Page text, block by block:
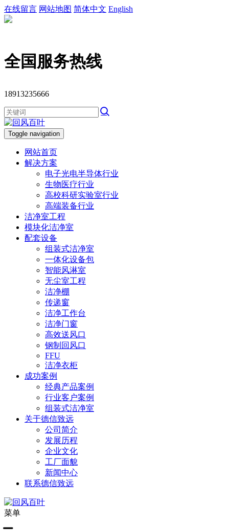
在线留言 网站地图 简体中文 English
全国服务热线
18913235666
Toggle navigation
网站首页
解决方案
电子光电半导体行业
生物医疗行业
高校科研实验室行业
高端装备行业
洁净室工程
模块化洁净室
配套设备
组装式洁净室
一体化设备包
智能风淋室
无尘室工程
洁净棚
传递窗
洁净工作台
洁净门窗
高效送风口
钢制回风口
FFU
洁净衣柜
成功案例
经典产品案例
行业客户案例
组装式洁净室
关于德信致远
公司简介
发展历程
企业文化
工厂面貌
新闻中心
联系德信致远
菜单